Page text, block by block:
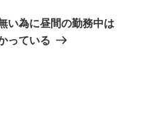
い為に昼間の勤務中は
っている